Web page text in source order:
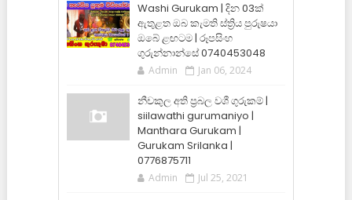
Washi Gurukam | දින 03ක්
ඇතුළත ඔබ කැමති ස්ත්‍රිය පුරුෂයා
ඔබේ ළඟටම | රූපසිංහ
ගුරුන්නාන්සේ 0740453048
Admin Jan 06, 2024
නීචකුල අති ප්‍රබල වශී ගුරුකම් |
siilawathi gurumaniyo |
Manthara Gurukam |
Gurukam Srilanka |
0776875711
Admin Jul 25, 2021